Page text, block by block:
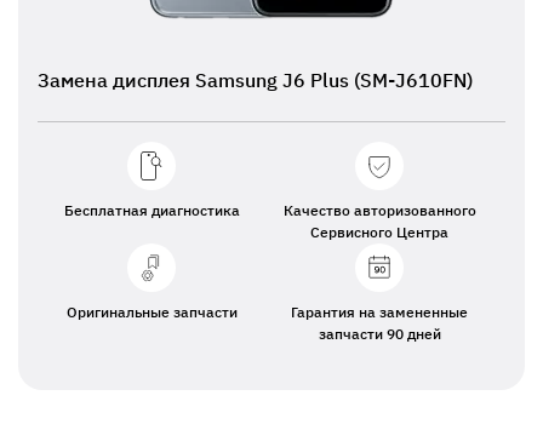
Замена дисплея Samsung J6 Plus (SM-J610FN)
Бесплатная диагностика
Качество авторизованного
Сервисного Центра
Оригинальные запчасти
Гарантия на замененные
запчасти 90 дней